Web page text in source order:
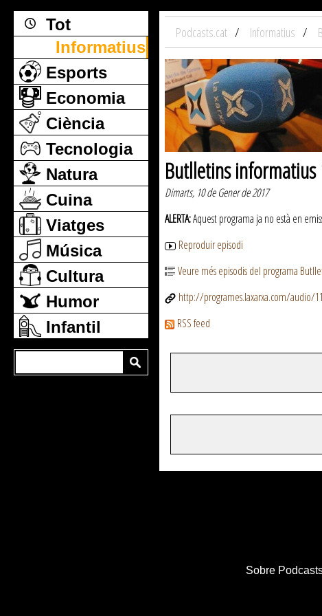
Tot
Informatius
Esports
Economia
Ciència
Tecnologia
Natura
Cuina
Viatges
Música
Cultura
Humor
Infantil
Podcasts.cat Informatius
Butlletins
Dimarts, 10 de Gener de 2017
ALERTA:Aquest programa ja no està en
Reproduir episodi
Veure més episodis del programa
http://programes.laxarxa.com/audio/
RSS feed
Sobre